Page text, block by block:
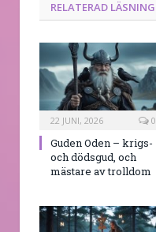
RELATERAD LÄSNING
22 JUNI, 2026 0
Guden Oden – krigs-
och dödsgud, och
mästare av trolldom